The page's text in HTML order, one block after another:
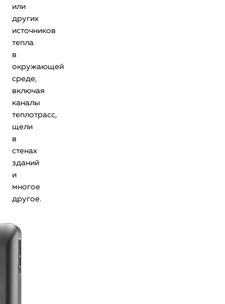
или
других
источников
тепла
в
окружающей
среде,
включая
каналы
теплотрасс,
щели
в
стенах
зданий
и
многое
другое.